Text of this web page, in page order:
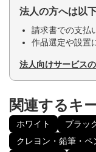
法人の方へは以
請求書での支払
作品選定や設置
法人向けサービス
関連するキ
ホワイト ブラッ
クレヨン・鉛筆・ペ